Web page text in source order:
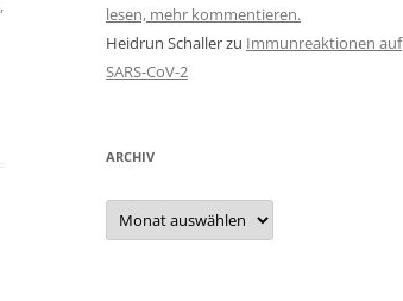
,
lesen, mehr kommentieren.
Heidrun Schallerzu Immunreaktionen auf
SARS-CoV-2
ARCHIV
Archiv